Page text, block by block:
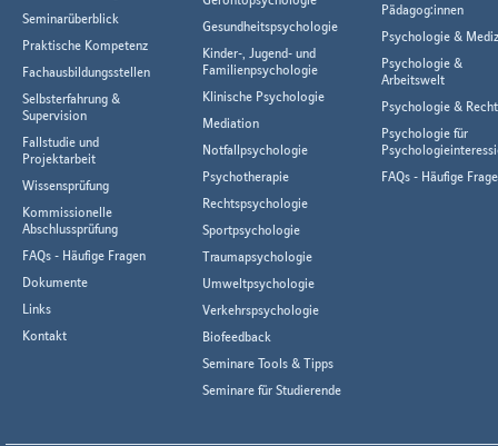
Seminarüberblick
Praktische Kompetenz
Fachausbildungsstellen
Selbsterfahrung &
Supervision
Fallstudie und
Projektarbeit
Wissensprüfung
Kommissionelle
Abschlussprüfung
FAQs - Häufige Fragen
Dokumente
Links
Kontakt
Gesundheitspsychologie
Kinder-, Jugend- und
Familienpsychologie
Klinische Psychologie
Mediation
Notfallpsychologie
Psychotherapie
Rechtspsychologie
Sportpsychologie
Traumapsychologie
Umweltpsychologie
Verkehrspsychologie
Biofeedback
Seminare Tools & Tipps
Seminare für Studierende
Pädagog:innen
Psychologie &
Psychologie &
Arbeitswelt
Psychologie & Recht
Psychologie für
FAQs - Häufige